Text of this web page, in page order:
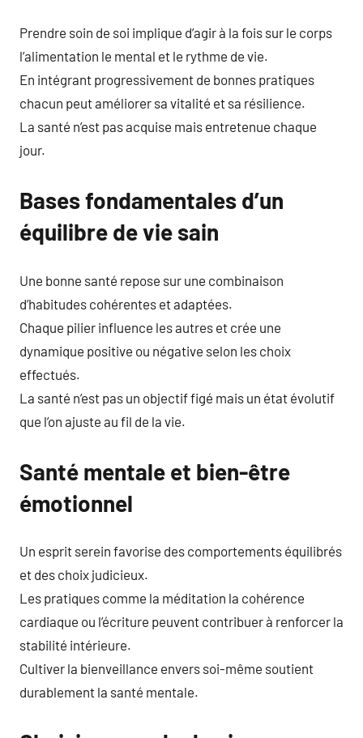
Prendre soin de soi implique d’agir à la fois sur le corps
l’alimentation le mental et le rythme de vie.
En intégrant progressivement de bonnes pratiques
chacun peut améliorer sa vitalité et sa résilience.
La santé n’est pas acquise mais entretenue chaque
jour.
Bases fondamentales d’un
équilibre de vie sain
Une bonne santé repose sur une combinaison
d’habitudes cohérentes et adaptées.
Chaque pilier influence les autres et crée une
dynamique positive ou négative selon les choix
effectués.
La santé n’est pas un objectif figé mais un état évolutif
que l’on ajuste au fil de la vie.
Santé mentale et bien-être
émotionnel
Un esprit serein favorise des comportements équilibrés
et des choix judicieux.
Les pratiques comme la méditation la cohérence
cardiaque ou l’écriture peuvent contribuer à renforcer la
stabilité intérieure.
Cultiver la bienveillance envers soi-même soutient
durablement la santé mentale.